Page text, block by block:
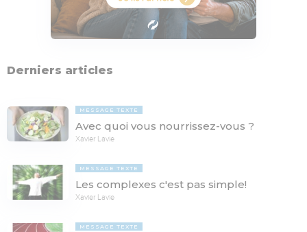
Derniers articles
MESSAGE TEXTE
Avec quoi vous nourrissez-vous ?
Xavier Lavie
MESSAGE TEXTE
Les complexes c'est pas simple!
Xavier Lavie
MESSAGE TEXTE